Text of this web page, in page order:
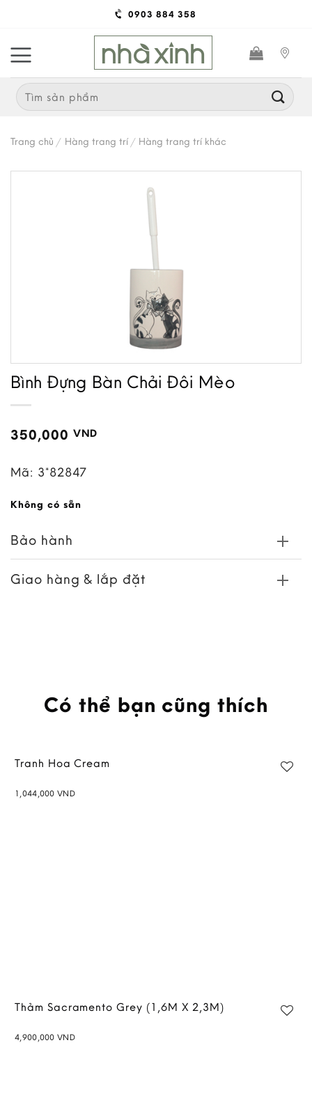
content
0903 884 358
Search
for:
Trang chủ / Hàng trang trí / Hàng trang trí khác
Bình Đựng Bàn Chải Đôi Mèo
350,000 VND
Mã: 3*82847
Không có sẵn
Bảo hành
Giao hàng & lắp đặt
Có thể bạn cũng thích
Tranh Hoa Cream
1,044,000 VND
Thảm Sacramento Grey (1,6M X 2,3M)
4,900,000 VND